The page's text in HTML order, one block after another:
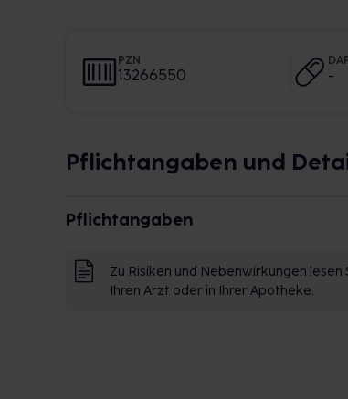
PZN
13266550 -
Pflichtangaben und
Pflichtangaben
Zu Risiken und Nebenwirkungen
Ihren Arzt oder in Ihrer Apotheke.